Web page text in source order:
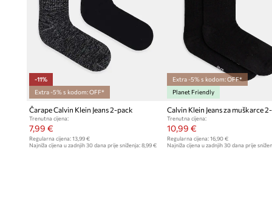
-11%
Extra -5% s kodom: OFF*
Čarape Calvin Klein Jeans 2-pack
Trenutna cijena:
7,99 €
Regularna cijena: 13,99 €
Najniža cijena u zadnjih 30 dana prije sniženja: 8,99 €
Extra -5% s kodom: OFF*
Planet Friendly
Calvin Klein Jeans za muškarce
Trenutna cijena:
10,99 €
Regularna cijena:16,90 €
Najniža cijena u zadnjih 30 dana prije